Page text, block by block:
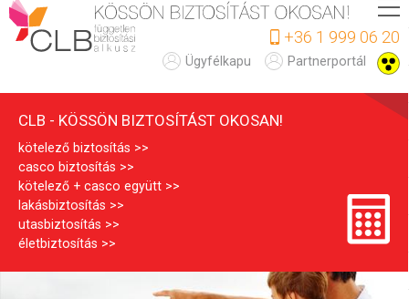
a
tartalomra
L
B
+36 1 999 06 20
Partnerportál
Ügyfélkapu
CLB - KÖSSÖN BIZTOSÍTÁST OKOSAN!
kötelező biztosítás
casco biztosítás
kötelező + casco együtt
lakásbiztosítás
utasbiztosítás
életbiztosítás